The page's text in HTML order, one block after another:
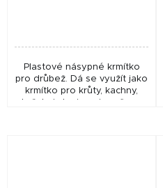
Plastové násypné krmítko
pro drůbež. Dá se využít jako
krmítko pro krůty, kachny,
kuřata i slepice - je určeno